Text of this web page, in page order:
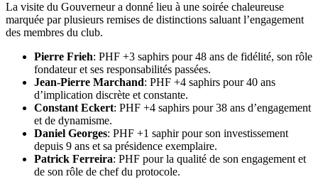
La visite du Gouverneur a donné lieu à une soirée chaleureuse
marquée par plusieurs remises de distinctions saluant l’engagement
des membres du club.
Pierre Frieh: PHF +3 saphirs pour 48 ans de fidélité, son rôle
fondateur et ses responsabilités passées.
Jean-Pierre Marchand: PHF +4 saphirs pour 40 ans
d’implication discrète et constante.
Constant Eckert: PHF +4 saphirs pour 38 ans d’engagement
et de dynamisme.
Daniel Georges: PHF +1 saphir pour son investissement
depuis 9 ans et sa présidence exemplaire.
Patrick Ferreira: PHF pour la qualité de son engagement et
de son rôle de chef du protocole.